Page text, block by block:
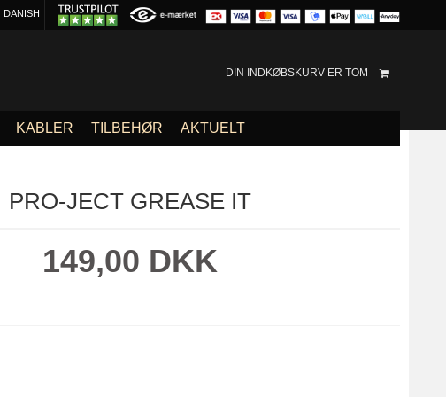
DANISH
DIN INDKØBSKURV ER TOM
KABLER TILBEHØR AKTUELT
PRO-JECT GREASE IT
149,00 DKK